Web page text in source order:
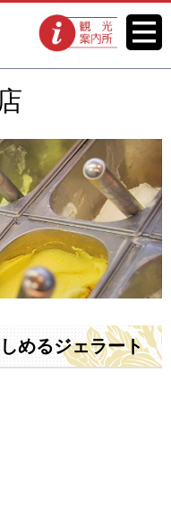
観光案内所
メニ
ュー
めるジェラート